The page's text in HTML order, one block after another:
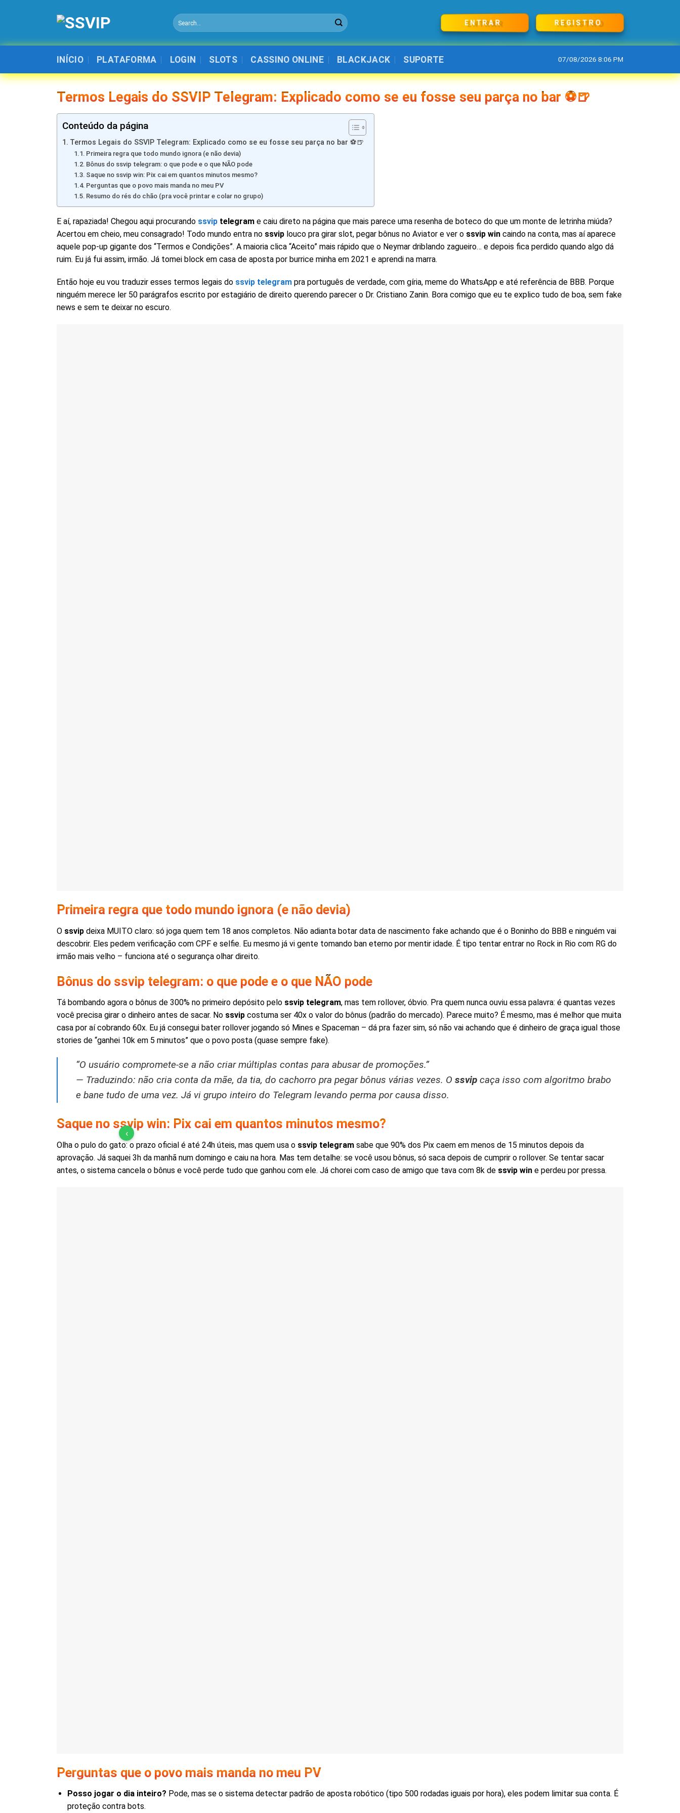
ENTRAR REGISTRO
INÍCIO PLATAFORMA LOGIN SLOTS CASSINO ONLINE BLACKJACK SUPORTE 07/08/2026 8:06 PM
Termos Legais do SSVIP Telegram: Explicado como se eu fosse seu parça no bar ⚽🍺
Conteúdo da página
Termos Legais do SSVIP Telegram: Explicado como se eu fosse seu parça no bar ⚽🍺
Primeira regra que todo mundo ignora (e não devia)
Bônus do ssvip telegram: o que pode e o que NÃO pode
Saque no ssvip win: Pix cai em quantos minutos mesmo?
Perguntas que o povo mais manda no meu PV
Resumo do rés do chão (pra você printar e colar no grupo)
E aí, rapaziada! Chegou aqui procurando ssvip telegram e caiu direto na página que mais parece uma resenha de boteco do que um monte de letrinha miúda?
Acertou em cheio, meu consagrado! Todo mundo entra no ssvip louco pra girar slot, pegar bônus no Aviator e ver o ssvip win caindo na conta, mas aí aparece
aquele pop-up gigante dos “Termos e Condições”. A maioria clica “Aceito” mais rápido que o Neymar driblando zagueiro… e depois fica perdido quando algo dá
ruim. Eu já fui assim, irmão. Já tomei block em casa de aposta por burrice minha em 2021 e aprendi na marra.
Então hoje eu vou traduzir esses termos legais do ssvip telegram pra português de verdade, com gíria, meme do WhatsApp e até referência de BBB. Porque
ninguém merece ler 50 parágrafos escrito por estagiário de direito querendo parecer o Dr. Cristiano Zanin. Bora comigo que eu te explico tudo de boa, sem fake
news e sem te deixar no escuro.
Primeira regra que todo mundo ignora (e não devia)
O ssvip deixa MUITO claro: só joga quem tem 18 anos completos. Não adianta botar data de nascimento fake achando que é o Boninho do BBB e ninguém vai
descobrir. Eles pedem verificação com CPF e selfie. Eu mesmo já vi gente tomando ban eterno por mentir idade. É tipo tentar entrar no Rock in Rio com RG do
irmão mais velho – funciona até o segurança olhar direito.
Bônus do ssvip telegram: o que pode e o que NÃO pode
Tá bombando agora o bônus de 300% no primeiro depósito pelo ssvip telegram, mas tem rollover, óbvio. Pra quem nunca ouviu essa palavra: é quantas vezes
você precisa girar o dinheiro antes de sacar. No ssvip costuma ser 40x o valor do bônus (padrão do mercado). Parece muito? É mesmo, mas é melhor que muita
casa por aí cobrando 60x. Eu já consegui bater rollover jogando só Mines e Spaceman – dá pra fazer sim, só não vai achando que é dinheiro de graça igual those
stories de “ganhei 10k em 5 minutos” que o povo posta (quase sempre fake).
“O usuário compromete-se a não criar múltiplas contas para abusar de promoções.”
— Traduzindo: não cria conta da mãe, da tia, do cachorro pra pegar bônus várias vezes. O ssvip caça isso com algoritmo brabo
e bane tudo de uma vez. Já vi grupo inteiro do Telegram levando perma por causa disso.
Saque no ssvip win: Pix cai em quantos minutos mesmo?
Olha o pulo do gato: o prazo oficial é até 24h úteis, mas quem usa o ssvip telegram sabe que 90% dos Pix caem em menos de 15 minutos depois da
aprovação. Já saquei 3h da manhã num domingo e caiu na hora. Mas tem detalhe: se você usou bônus, só saca depois de cumprir o rollover. Se tentar sacar
antes, o sistema cancela o bônus e você perde tudo que ganhou com ele. Já chorei com caso de amigo que tava com 8k de ssvip win e perdeu por pressa.
Perguntas que o povo mais manda no meu PV
Posso jogar o dia inteiro? Pode, mas se o sistema detectar padrão de aposta robótico (tipo 500 rodadas iguais por hora), eles podem limitar sua conta. É
proteção contra bots.
‹